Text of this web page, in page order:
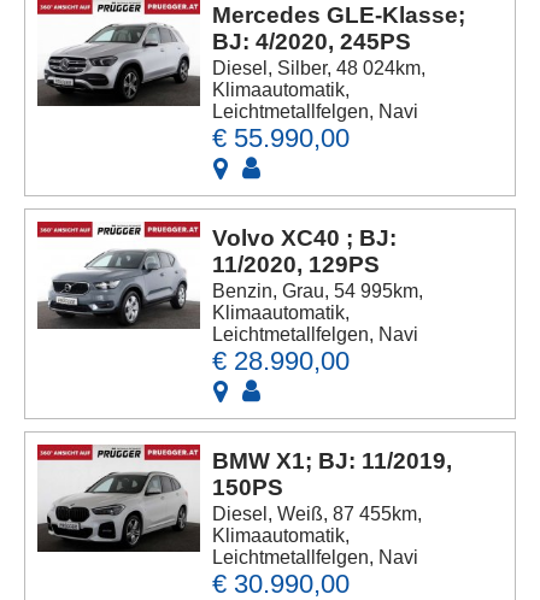
Mercedes GLE-Klasse;
BJ: 4/2020, 245PS
Diesel, Silber, 48 024km,
Klimaautomatik,
Leichtmetallfelgen, Navi
€ 55.990,00
Volvo XC40 ; BJ:
11/2020, 129PS
Benzin, Grau, 54 995km,
Klimaautomatik,
Leichtmetallfelgen, Navi
€ 28.990,00
BMW X1; BJ: 11/2019,
150PS
Diesel, Weiß, 87 455km,
Klimaautomatik,
Leichtmetallfelgen, Navi
€ 30.990,00